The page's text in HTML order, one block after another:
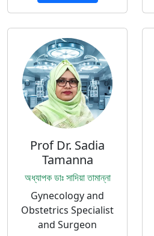
Prof Dr. Sadia
Tamanna
অধ্যাপক ডাঃ সাদিয়া তামান্না
Gynecology and
Obstetrics Specialist
and Surgeon